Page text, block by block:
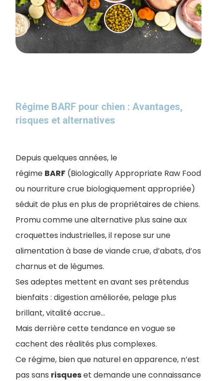
Régime BARF pour chien : Avantages,
risques et alternatives
Depuis quelques années, le
régime BARF (Biologically Appropriate Raw Food
ou nourriture crue biologiquement appropriée)
séduit de plus en plus de propriétaires de chiens.
Promu comme une alternative plus saine aux
croquettes industrielles, il repose sur une
alimentation à base de viande crue, d’abats, d’os
charnus et de légumes.
Ses adeptes mettent en avant ses prétendus
bienfaits : digestion améliorée, pelage plus
brillant, vitalité accrue…
Mais derrière cette tendance en vogue se
cachent des réalités plus complexes.
Ce régime, bien que naturel en apparence, n’est
pas sans risqueset demande une connaissance